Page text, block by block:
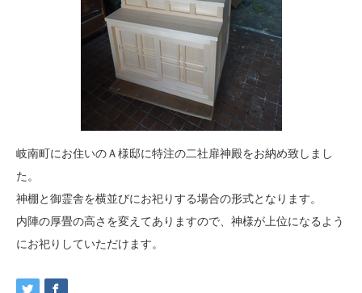
岐南町にお住いのＡ様邸に特注の二社扉神殿をお納め致しまし
た。
神棚と御霊舎を横並びにお祀りする場合の形式となります。
内陣の厚畳の高さを変えてありますので、神様が上位になるよう
にお祀りしていただけます。